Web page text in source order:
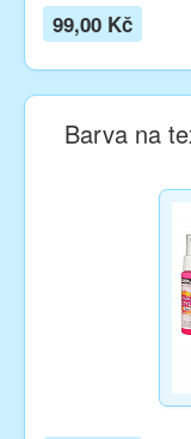
99,00 Kč
Barva na